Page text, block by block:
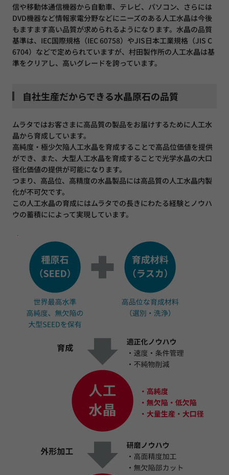
信や移動体通信機器から自動車、テレビ、パソコン、さらには
DVD機器など情報家電分野などにニーズのある人工水晶は今後
もますます高い品質が求められるようになります。水晶の品質
基準は、IEC国際規格（IEC 60758）やJIS日本工業規格（JIS C
6704）などで定められていますが、村田製作所の人工水晶は基
準をクリアし、高いグレードを誇っています。
自社生産だからできる水晶原石の品質
ムラタではお客さまに高品質の製品をお届けするために人工水
晶から育成しています。
高純度・極少欠陥人工水晶を育成することで高品位価値を提供
ができ、また、大型人工水晶を育成することで光学水晶の大口
径化価値の提供が可能になります。
つまり、高品位、高精度の水晶製品には高品質の人工水晶内製
化が不可欠です。
この人工水晶の育成にはムラタでの長きにわたる経験とノウハ
ウの蓄積にによって実現しています。